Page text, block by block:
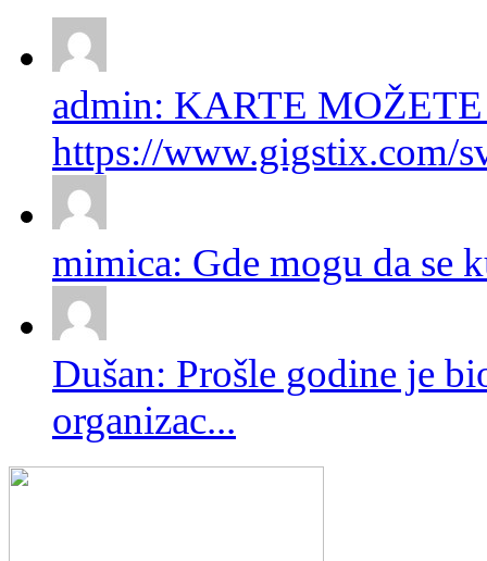
admin: KARTE
https://www.gigstix.com/
mimica: Gde mogu da se
Dušan: Prošle godine je
organizac...